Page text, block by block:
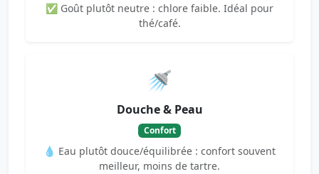
✅ Goût plutôt neutre : chlore faible. Idéal pour
thé/café.
🚿
Douche & Peau
Confort
💧 Eau plutôt douce/équilibrée : confort souvent
meilleur, moins de tartre.